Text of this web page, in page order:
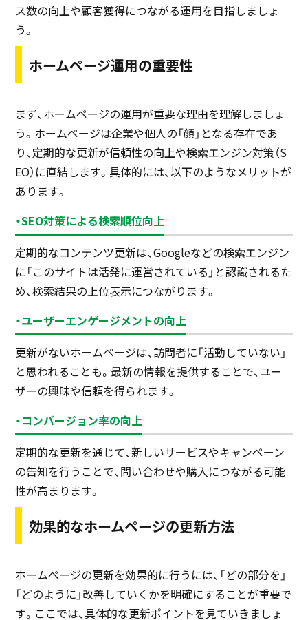
ス数の向上や顧客獲得につながる運用を目指しましょ
う。
ホームページ運用の重要性
まず、ホームページの運用が重要な理由を理解しましょ
う。ホームページは企業や個人の「顔」となる存在であ
り、定期的な更新が信頼性の向上や検索エンジン対策（S
EO）に直結します。具体的には、以下のようなメリットが
あります。
・SEO対策による検索順位向上
定期的なコンテンツ更新は、Googleなどの検索エンジン
に「このサイトは活発に運営されている」と認識されるた
め、検索結果の上位表示につながります。
・ユーザーエンゲージメントの向上
更新がないホームページは、訪問者に「活動していない」
と思われることも。最新の情報を提供することで、ユー
ザーの興味や信頼を得られます。
・コンバージョン率の向上
定期的な更新を通じて、新しいサービスやキャンペーン
の告知を行うことで、問い合わせや購入につながる可能
性が高まります。
効果的なホームページの更新方法
ホームページの更新を効果的に行うには、「どの部分を」
「どのように」改善していくかを明確にすることが重要で
す。ここでは、具体的な更新ポイントを見ていきましょ